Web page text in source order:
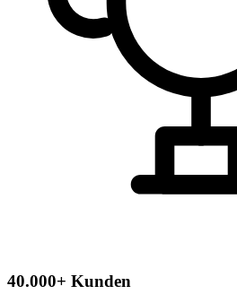
40.000+ Kunden